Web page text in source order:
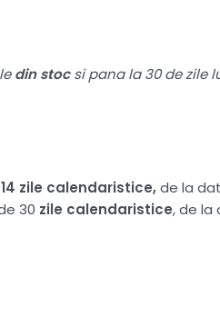
din stocsi pana la 30 de zile
zile calendaristice,de la
30 zile calendaristice, de la